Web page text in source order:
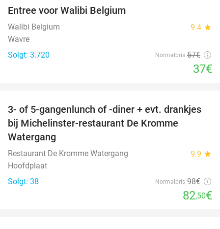
Entree voor Walibi Belgium
Walibi Belgium 9.4 star
Wavre
Solgt: 3.720
Normalpris 57€
37€
16%
3- of 5-gangenlunch of -diner + evt. drankjes
bij Michelinster-restaurant De Kromme
Watergang
Restaurant De Kromme Watergang 9.9 star
Hoofdplaat
Solgt: 38
Normalpris 98€
82,50€